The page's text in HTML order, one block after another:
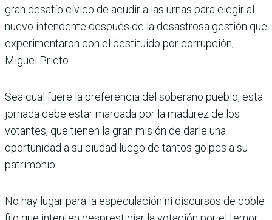
gran desafío cívico de acudir a las urnas para elegir al
nuevo intendente después de la desastrosa gestión que
experimentaron con el destituido por corrupción,
Miguel Prieto.
Sea cual fuere la preferencia del soberano pueblo, esta
jornada debe estar marcada por la madurez de los
votantes, que tienen la gran misión de darle una
oportunidad a su ciudad luego de tantos golpes a su
patrimonio.
No hay lugar para la especulación ni discursos de doble